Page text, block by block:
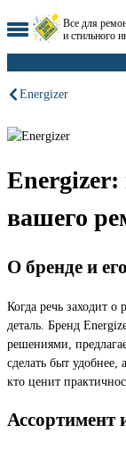
Все для
и стильного
Energizer
вашего
О бренде и
Когда речь заходит
деталь. Бренд
решениями,
сделать быт
кто ценит
Ассортимент